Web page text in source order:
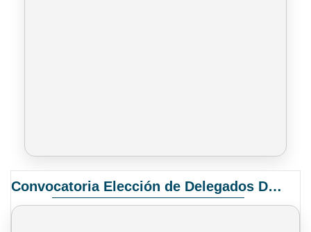
Convocatoria Elección de Delegados Docentes para el XIV Congreso Nacional de Universidades